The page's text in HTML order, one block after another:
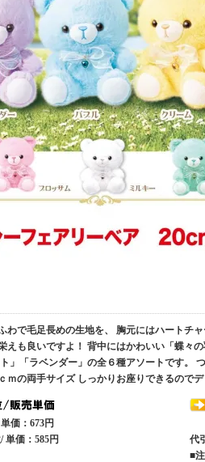
わで毛足長めの生地を、 胸元にはハートチ
えも良いですよ！ 背中にはかわいい「蝶々
」「ラベンダー」の全６種アソートです。
ｍの両手サイズ しっかりお座りできるので
価：673円
単価：585円
代
■